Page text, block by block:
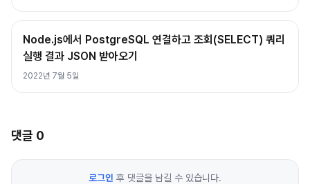
Node.js에서 PostgreSQL 연결하고 조회(SELECT) 쿼리
실행 결과 JSON 받아오기
2022년 7월 5일
댓글 0
로그인 후 댓글을 남길 수 있습니다.